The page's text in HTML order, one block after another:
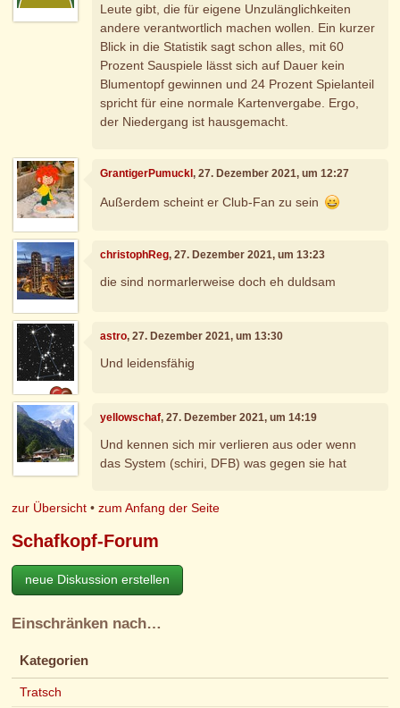
Leute gibt, die für eigene Unzulänglichkeiten
andere verantwortlich machen wollen. Ein kurzer
Blick in die Statistik sagt schon alles, mit 60
Prozent Sauspiele lässt sich auf Dauer kein
Blumentopf gewinnen und 24 Prozent Spielanteil
spricht für eine normale Kartenvergabe. Ergo,
der Niedergang ist hausgemacht.
GrantigerPumuckl, 27. Dezember 2021, um 12:27
Außerdem scheint er Club-Fan zu sein
christophReg, 27. Dezember 2021, um 13:23
die sind normarlerweise doch eh duldsam
astro, 27. Dezember 2021, um 13:30
Und leidensfähig
yellowschaf, 27. Dezember 2021, um 14:19
Und kennen sich mir verlieren aus oder wenn
das System (schiri, DFB) was gegen sie hat
zur Übersicht •zum Anfang der Seite
Schafkopf-Forum
neue Diskussion erstellen
Einschränken nach…
Kategorien
Tratsch